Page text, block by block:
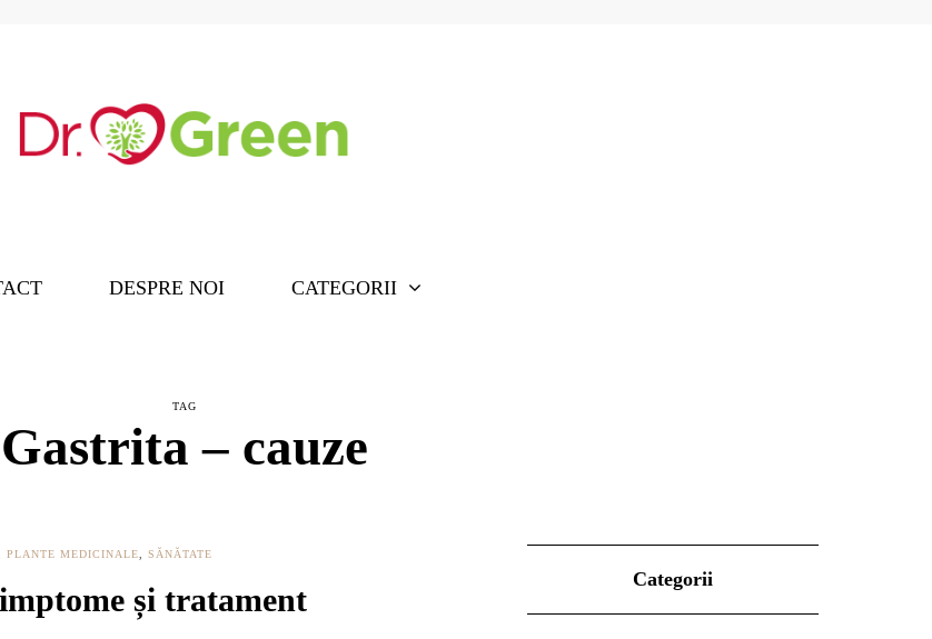
DESPRE NOI CATEGORII
TAG
Gastrita – cauze
PLANTE MEDICINALE SĂNĂTATE
și tratament
Categorii